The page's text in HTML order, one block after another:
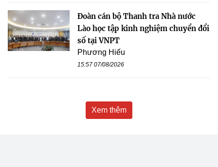
Đoàn cán bộ Thanh tra Nhà nước
Lào học tập kinh nghiệm chuyển đổi
số tại VNPT
Phương Hiếu
15:57 07/08/2026
Xem thêm